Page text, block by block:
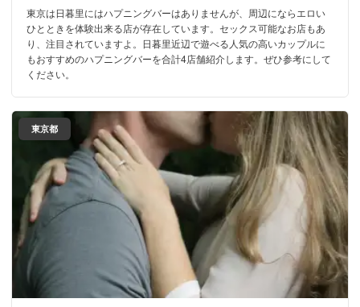
東京は日暮里にはハプニングバーはありませんが、周辺にならエロい
ひとときを体験出来る店が存在しています。セックス可能なお店もあ
り、注目されていますよ。日暮里近辺で遊べる人気の高いカップルに
もおすすめのハプニングバーを合計4店舗紹介します。ぜひ参考にして
ください。
東京都